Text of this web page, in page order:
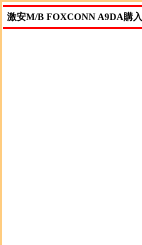
激安M/B FOXCONN A9DA購入